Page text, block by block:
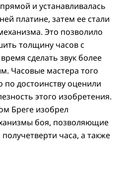
и устанавливалась
платине, затем ее стали
Это позволило
толщину часов с
сделать звук более
Часовые мастера того
достоинству оценили
этого изобретения.
Бреге изобрел
боя, позволяющие
часа, а также